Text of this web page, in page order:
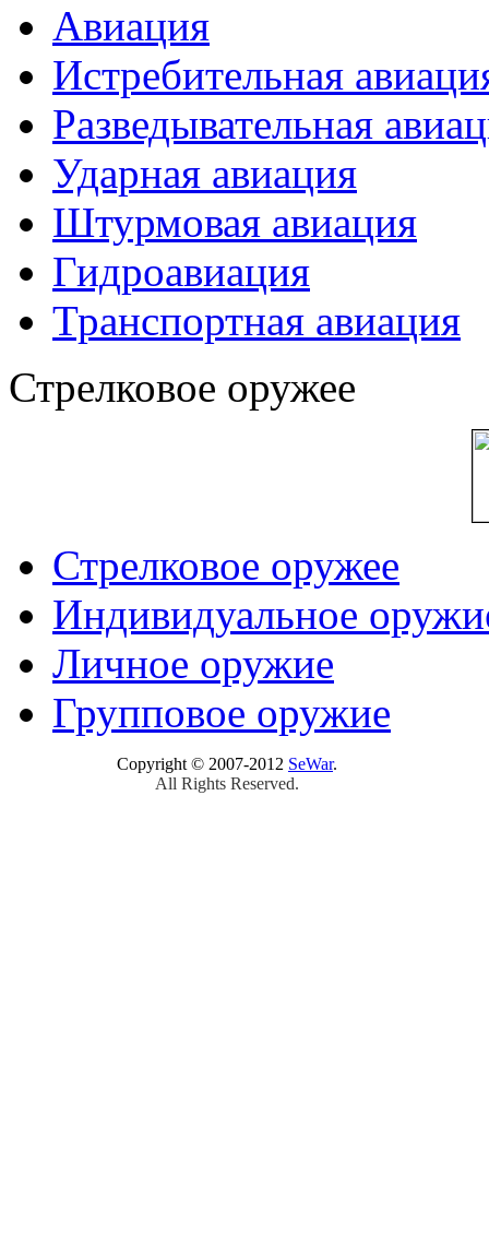
Авиация
Истребительная
Разведывательная
Ударная авиация
Штурмовая авиация
Гидроавиация
Транспортная авиация
Стрелковое оружее
Стрелковое оружее
Индивидуальное
Личное оружие
Групповое оружие
Copyright © 2007-2012 SeWar.
All Rights Reserved.